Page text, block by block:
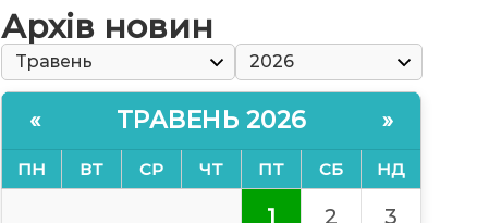
у
к
Архів новин
« ТРАВЕНЬ 2026 »
ПН ВТ СР ЧТ ПТ СБ НД
1 2 3